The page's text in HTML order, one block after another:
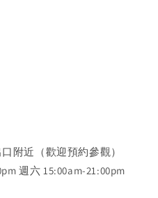
附近（歡迎預約參觀）
週六 15:00am-21:00pm